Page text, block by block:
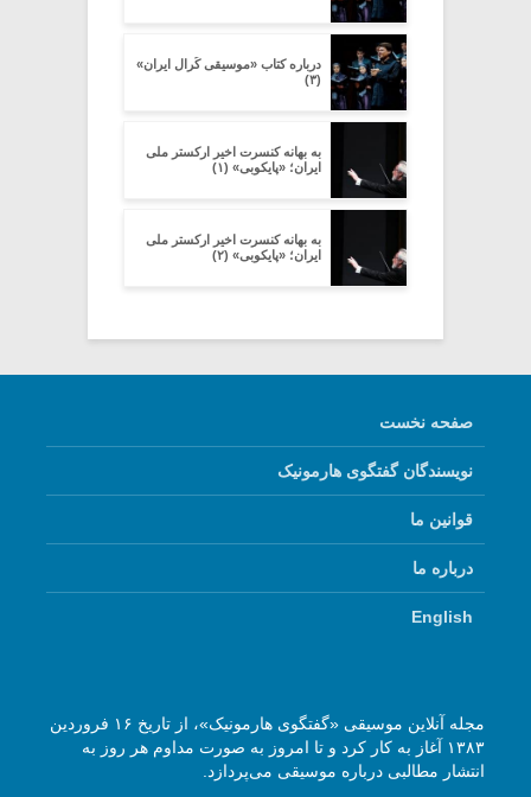
درباره کتاب «موسیقی کُرال ایران»
(۳)
به بهانه کنسرت اخیر ارکستر ملی
ایران؛ «پایکوبی» (۱)
به بهانه کنسرت اخیر ارکستر ملی
ایران؛ «پایکوبی» (۲)
صفحه نخست
نویسندگان گفتگوی هارمونیک
قوانین ما
درباره ما
English
مجله آنلاین موسیقی «گفتگوی هارمونیک»، از تاریخ ۱۶ فروردین
۱۳۸۳ آغاز به کار کرد و تا امروز به صورت مداوم هر روز به
انتشار مطالبی درباره موسیقی می‌پردازد.